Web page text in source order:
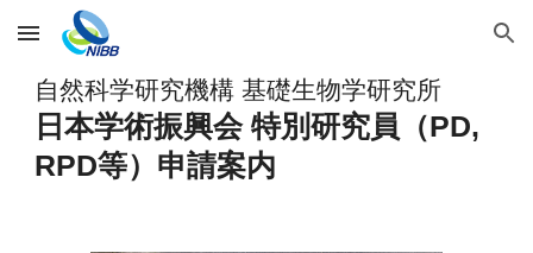
Skip to main content Skip to navigation
自然科学研究機構 基礎生物学研究所
日本学術振興会 特別研究員（PD,
RPD等）申請案内